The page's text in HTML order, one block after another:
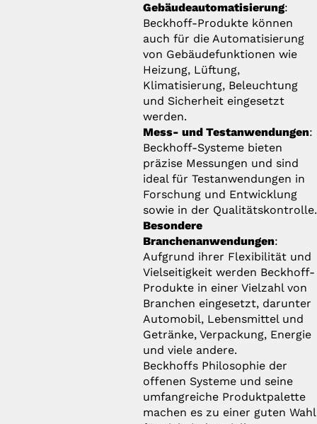
Gebäudeautomatisierung:
Beckhoff-Produkte können
auch für die Automatisierung
von Gebäudefunktionen wie
Heizung, Lüftung,
Klimatisierung, Beleuchtung
und Sicherheit eingesetzt
werden.
Mess- und Testanwendungen:
Beckhoff-Systeme bieten
präzise Messungen und sind
ideal für Testanwendungen in
Forschung und Entwicklung
sowie in der Qualitätskontrolle.
Besondere
Branchenanwendungen:
Aufgrund ihrer Flexibilität und
Vielseitigkeit werden Beckhoff-
Produkte in einer Vielzahl von
Branchen eingesetzt, darunter
Automobil, Lebensmittel und
Getränke, Verpackung, Energie
und viele andere.
Beckhoffs Philosophie der
offenen Systeme und seine
umfangreiche Produktpalette
machen es zu einer guten Wahl